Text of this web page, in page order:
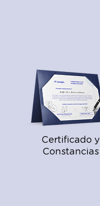
Certificado y
Constancias